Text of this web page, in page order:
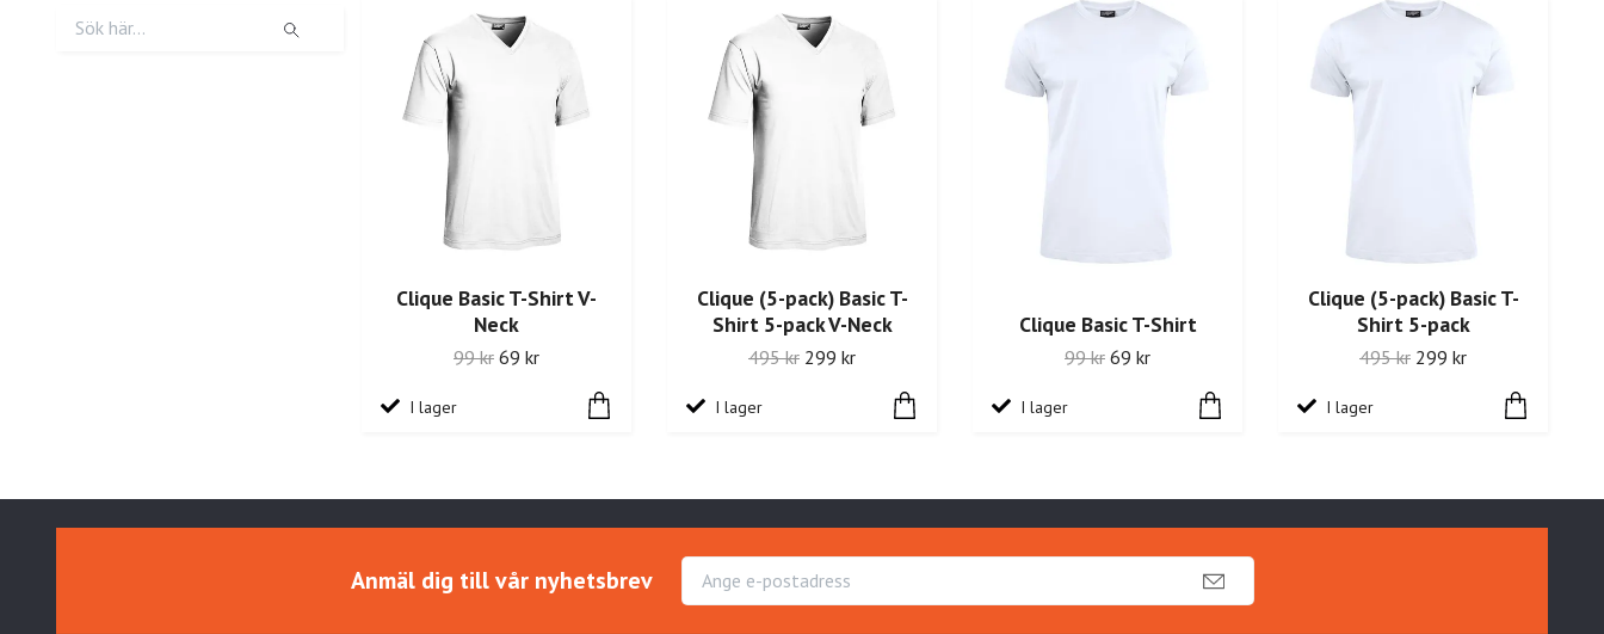
Clique Basic T-Shirt V-
Neck
99 kr 69 kr
I lager
Clique (5-pack) Basic T-
Shirt 5-pack V-Neck
495 kr 299 kr
I lager
Clique Basic T-Shirt
99 kr 69 kr
I lager
Clique (5-pack) Basic T-
Shirt 5-pack
495 kr 299 kr
I lager
Anmäl dig till vår nyhetsbrev